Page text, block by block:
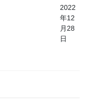
2022
年12
月28
日